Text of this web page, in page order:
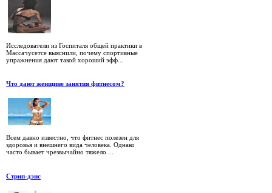
Исследователи из Госпиталя общей практики в
Массачусетсе выяснили, почему спортивные
упражнения дают такой хороший эфф...
Что дают женщине занятия фитнесом?
Всем давно известно, что фитнес полезен для
здоровья и внешнего вида человека. Однако
часто бывает чрезвычайно тяжело ...
Стрип-дэнс